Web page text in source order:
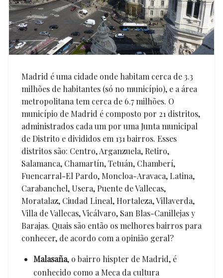
Madrid é uma cidade onde habitam cerca de 3.3
milhões de habitantes (só no município), e a área
metropolitana tem cerca de 6.7 milhões. O
município de Madrid é composto por 21 distritos,
administrados cada um por uma Junta municipal
de Distrito e divididos em 131 bairros. Esses
distritos são: Centro, Arganzuela, Retiro,
Salamanca, Chamartín, Tetuán, Chamberí,
Fuencarral-El Pardo, Moncloa-Aravaca, Latina,
Carabanchel, Usera, Puente de Vallecas,
Moratalaz, Ciudad Lineal, Hortaleza, Villaverda,
Villa de Vallecas, Vicálvaro, San Blas-Canillejas y
Barajas. Quais são então os melhores bairros para
conhecer, de acordo com a opinião geral?
Malasaña, o bairro hispter de Madrid, é
conhecido como a Meca da cultura